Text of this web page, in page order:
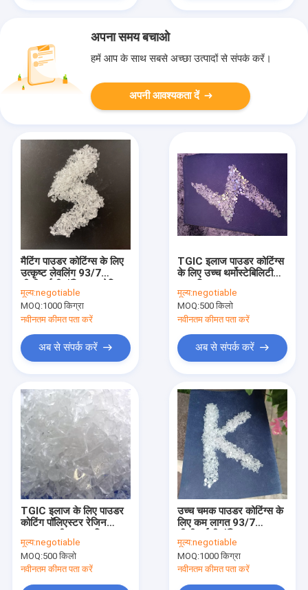
अपना समय बचाओ
हमें आप के साथ सबसे अच्छा उत्पादों से संपर्क करें।
अपनी आवश्यकता दें
मैटिंग पाउडर कोटिंग्स के लिए
उत्कृष्ट लेवलिंग 93/7
मूल्य:negotiable
MOQ:1000 किग्रा
नवीनतम कीमत पता करें
अब से संपर्क करें
TGIC इलाज पाउडर कोटिंग्स
के लिए उच्च थर्मोस्टेबिलिटी
पॉलिएस्टर रेजिन
मूल्य:negotiable
MOQ:500 किलो
नवीनतम कीमत पता करें
अब से संपर्क करें
TGIC इलाज के लिए पाउडर
कोटिंग पॉलिएस्टर रेजिन
प्रतिरोध NH8305
मूल्य:negotiable
MOQ:500 किलो
नवीनतम कीमत पता करें
उच्च चमक पाउडर कोटिंग्स के
लिए कम लागत 93/7
मूल्य:negotiable
MOQ:1000 किग्रा
नवीनतम कीमत पता करें